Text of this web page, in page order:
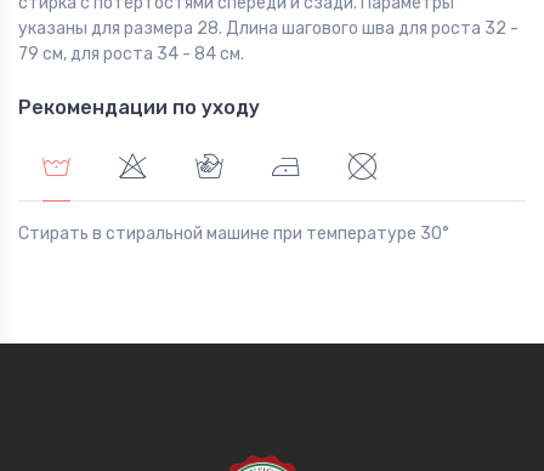
указаны для размера 28. Длина шагового шва для роста 32 -
79 см, для роста 34 - 84 см.
Рекомендации по уходу
Стирать в стиральной машине при температуре 30°